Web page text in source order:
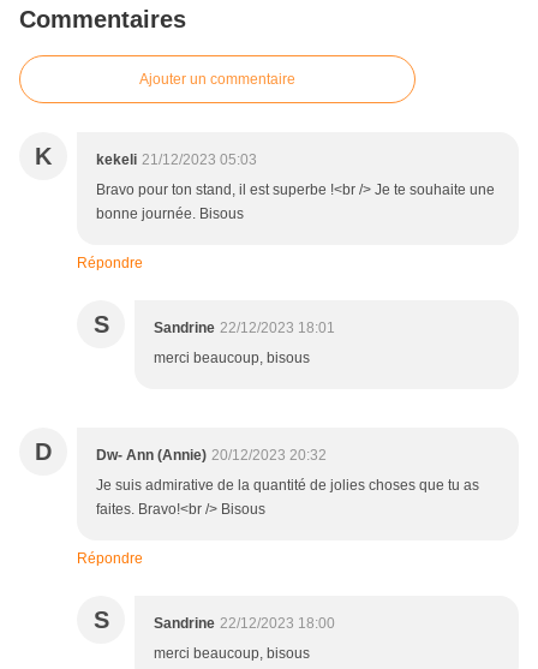
Commentaires
Ajouter un commentaire
K kekeli 21/12/2023 05:03
Bravo pour ton stand, il est superbe !<br /> Je te souhaite une
bonne journée. Bisous
Répondre
S Sandrine 22/12/2023 18:01
merci beaucoup, bisous
D Dw- Ann (Annie) 20/12/2023 20:32
Je suis admirative de la quantité de jolies choses que tu as
faites. Bravo!<br /> Bisous
Répondre
S Sandrine 22/12/2023 18:00
merci beaucoup, bisous